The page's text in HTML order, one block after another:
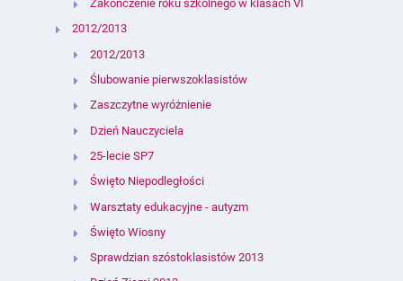
Zakończenie roku szkolnego w klasach VI
2012/2013
2012/2013
Ślubowanie pierwszoklasistów
Zaszczytne wyróżnienie
Dzień Nauczyciela
25-lecie SP7
Święto Niepodległości
Warsztaty edukacyjne - autyzm
Święto Wiosny
Sprawdzian szóstoklasistów 2013